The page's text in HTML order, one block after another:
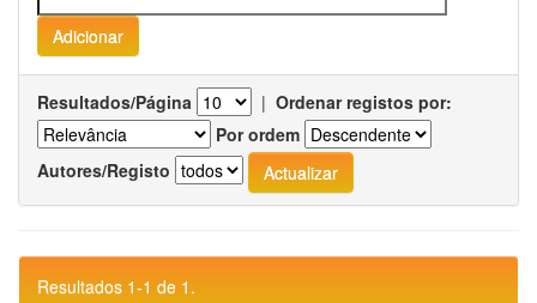
Resultados/Página | Ordenar registos por:
Por ordem
Autores/Registo
Resultados 1-1 de 1.